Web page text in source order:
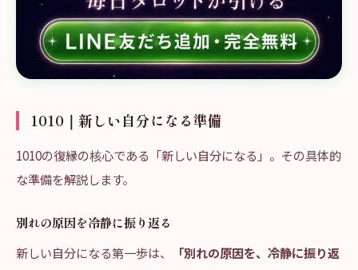
1010｜新しい自分になる準備
1010の復縁の核心である「新しい自分になる」。その具体的
な準備を解説します。
別れの原因を冷静に振り返る
新しい自分になる第一歩は、
「別れの原因を、冷静に振り返